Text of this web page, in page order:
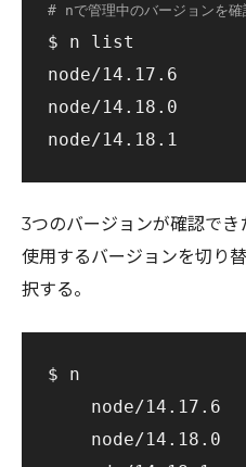
# nで管理中のバージョンを確
$ n list
node/14.17.6
node/14.18.0
3つのバージョンが確認でき
使用するバージョンを切り
択する。
$ n
    node/14.17.6
    node/14.18.0